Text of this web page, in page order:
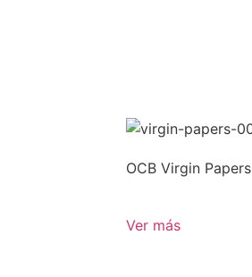
OCB Virgin Papers
Ver más